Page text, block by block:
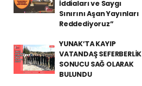
İddiaları ve Saygı
Sınırını Aşan Yayınları
Reddediyoruz”
YUNAK’TA KAYIP
VATANDAŞ SEFERBERLİK
SONUCU SAĞ OLARAK
BULUNDU